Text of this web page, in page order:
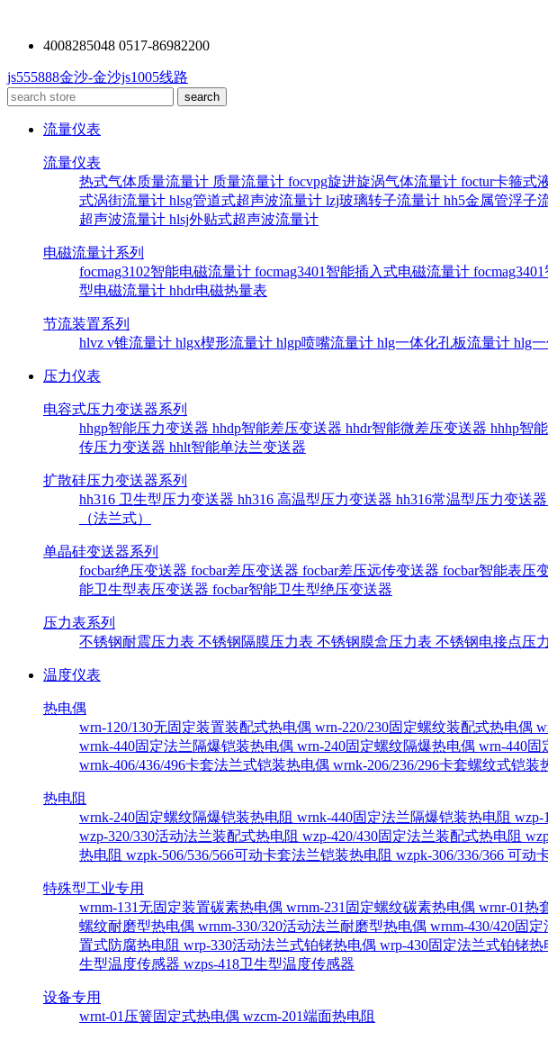
4008285048 0517-86982200
js555888金沙-金沙js1005线路
流量仪表
流量仪表
热式气体质量流量计 质量流量计 focvpg旋进旋涡气体流量计 foctur卡箍式
式涡街流量计 hlsg管道式超声波流量计 lzj玻璃转子流量计 hh5金属管浮子
超声波流量计 hlsj外贴式超声波流量计
电磁流量计系列
focmag3102智能电磁流量计 focmag3401智能插入式电磁流量计
型电磁流量计 hhdr电磁热量表
节流装置系列
hlvz v锥流量计 hlgx楔形流量计 hlgp喷嘴流量计 hlg一体化孔板流量计 hlg
压力仪表
电容式压力变送器系列
hhgp智能压力变送器 hhdp智能差压变送器 hhdr智能微差压变送器 hhhp智
传压力变送器 hhlt智能单法兰变送器
扩散硅压力变送器系列
hh316 卫生型压力变送器 hh316 高温型压力变送器 hh316常温型压力变送器
（法兰式）
单晶硅变送器系列
focbar绝压变送器 focbar差压变送器 focbar差压远传变送器 focbar智能表压
能卫生型表压变送器 focbar智能卫生型绝压变送器
压力表系列
不锈钢耐震压力表 不锈钢隔膜压力表 不锈钢膜盒压力表 不锈钢电接点压
温度仪表
热电偶
wrn-120/130无固定装置装配式热电偶 wrn-220/230固定螺纹装配式热电偶
wrnk-440固定法兰隔爆铠装热电偶 wrn-240固定螺纹隔爆热电偶 wrn-440固
wrnk-406/436/496卡套法兰式铠装热电偶 wrnk-206/236/296卡套螺纹式铠装
热电阻
wrnk-240固定螺纹隔爆铠装热电阻 wrnk-440固定法兰隔爆铠装热电阻 wzp-
wzp-320/330活动法兰装配式热电阻 wzp-420/430固定法兰装配式热电阻
热电阻 wzpk-506/536/566可动卡套法兰铠装热电阻 wzpk-306/336/366 可动
特殊型工业专用
wrnm-131无固定装置碳素热电偶 wrnm-231固定螺纹碳素热电偶 wrnr-01热
螺纹耐磨型热电偶 wrnm-330/320活动法兰耐磨型热电偶 wrnm-430/420固
置式防腐热电阻 wrp-330活动法兰式铂铑热电偶 wrp-430固定法兰式铂铑热
生型温度传感器 wzps-418卫生型温度传感器
设备专用
wrnt-01压簧固定式热电偶 wzcm-201端面热电阻